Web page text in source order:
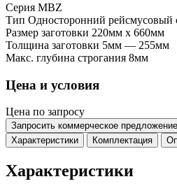
Серия MBZ
Тип Односторонний рейсмусовый
Размер заготовки 220мм x 660мм
Толщина заготовки 5мм — 255мм
Макс. глубина строгания 8мм
Цена и условия
Цена по запросу
Запросить коммерческое предложение
Характеристики
Комплектация
Характеристики